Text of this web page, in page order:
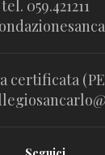
tel. 059.421211
certificata